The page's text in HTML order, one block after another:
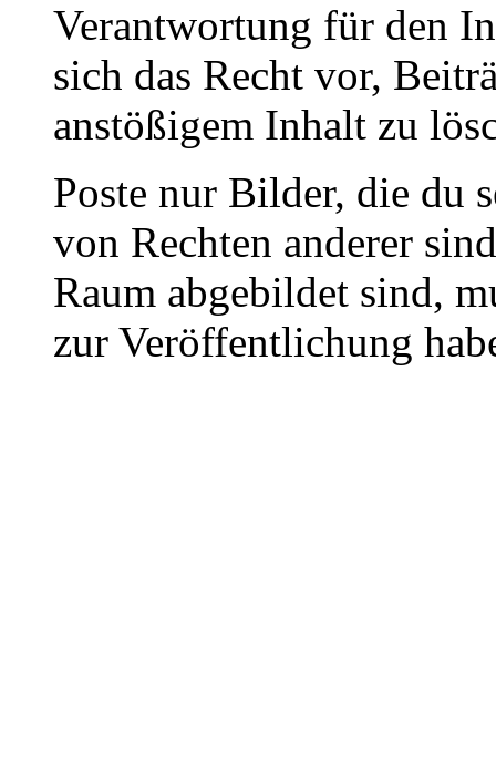
Verantwortung für den
sich das Recht vor,
anstößigem Inhalt zu
Poste nur Bilder, die du
von Rechten anderer
Raum abgebildet sind,
zur Veröffentlichung